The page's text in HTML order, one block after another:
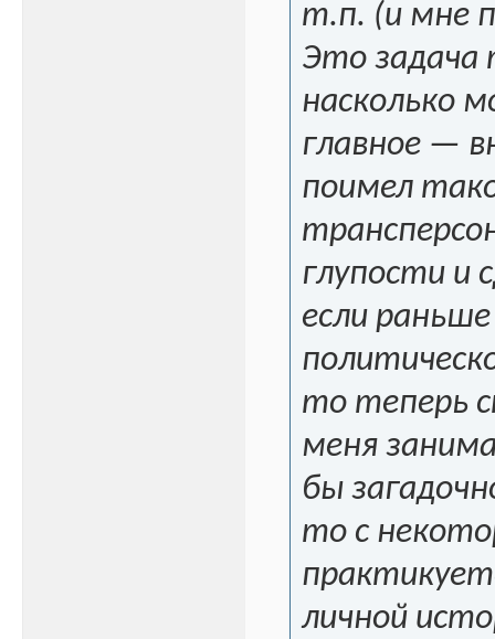
т.п. (и мне
Это задача
насколько
главное —
поимел
глупости и
если
то теперь
меня
бы
то с
личной